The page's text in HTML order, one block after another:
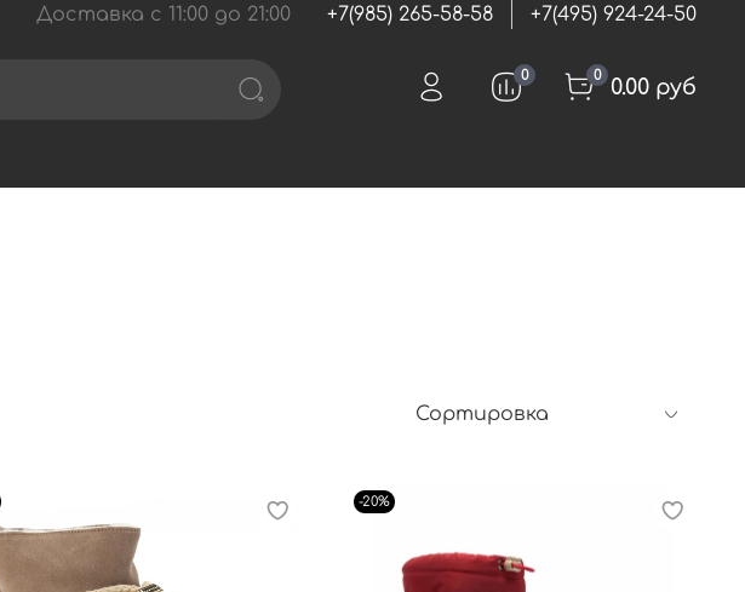
Доставка с 11:00 до 21:00 +7(985) 265-58-58 +7(495) 924-24-50
0 0 0.00 руб
-20%